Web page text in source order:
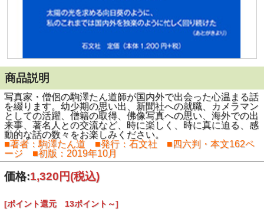
商品説明
写真家・僧侶の駒澤たん道師が国内外で出会った心温まる話
を綴ります。幼少期の思い出、新聞社への就職、カメラマン
としての活躍、僧籍の取得、佛像写真への思い、海外での出
来事、著名人との交流など、時に楽しく、時に真に迫る、感
動的な話の数々をお楽しみください。
■著者：駒澤たん道 ■発行：石文社 ■四六判・本文162ペ
ージ ■初版：2019年10月
価格:1,320円(税込)
[ポイント還元 13ポイント～]